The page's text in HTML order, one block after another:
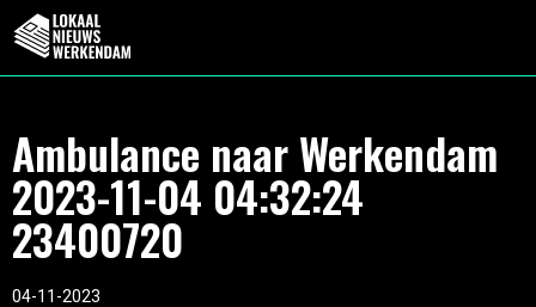
Ambulance naar Werkendam
2023-11-04 04:32:24
23400720
04-11-2023